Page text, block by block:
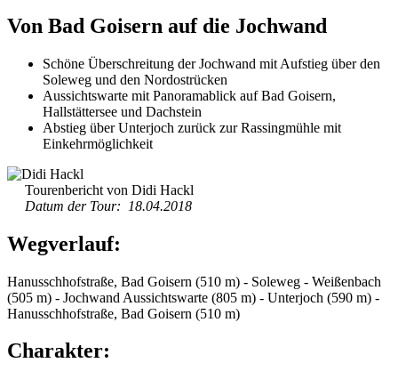
Von Bad Goisern auf die Jochwand
Schöne Überschreitung der Jochwand mit Aufstieg über den
Soleweg und den Nordostrücken
Aussichtswarte mit Panoramablick auf Bad Goisern,
Hallstättersee und Dachstein
Abstieg über Unterjoch zurück zur Rassingmühle mit
Einkehrmöglichkeit
Tourenbericht von Didi Hackl
Datum der Tour: 18.04.2018
Wegverlauf:
Hanusschhofstraße, Bad Goisern (510 m) - Soleweg - Weißenbach
(505 m) - Jochwand Aussichtswarte (805 m) - Unterjoch (590 m) -
Hanusschhofstraße, Bad Goisern (510 m)
Charakter: